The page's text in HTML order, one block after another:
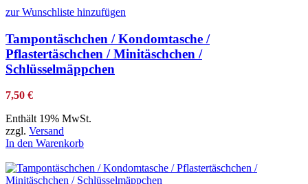
zur Wunschliste hinzufügen
Tampontäschchen / Kondomtasche /
Pflastertäschchen / Minitäschchen /
Schlüsselmäppchen
7,50 €
Enthält 19% MwSt.
zzgl. Versand
In den Warenkorb